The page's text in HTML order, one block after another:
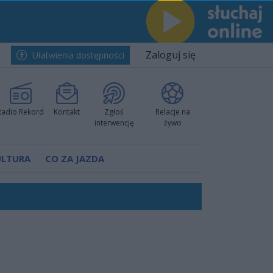
Ułatwienia dostępności Zaloguj się
Rekord Kontakt
Zgłoś
interwencję
Relacje na
żywo
CO ZA JAZDA
w Ustce!
prokuratury
pokazali klasę